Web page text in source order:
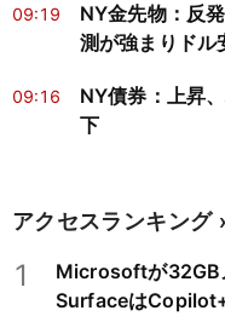
09:19
NY金先物：反
測が強まりドル
09:16
NY債券：上昇
下
アクセスランキング
1
Microsoftが32GB
Surfaceは